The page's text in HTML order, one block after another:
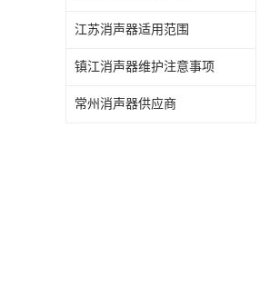
江苏消声器适用范围
镇江消声器维护注意事项
常州消声器供应商